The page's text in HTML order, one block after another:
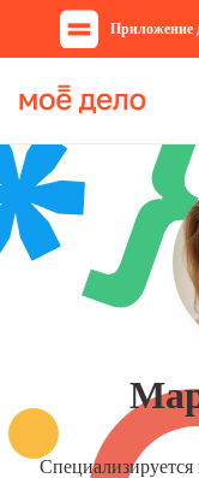
Приложение
Специализируется